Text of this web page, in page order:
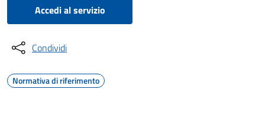
Accedi al servizio
Condividi
Normativa di riferimento